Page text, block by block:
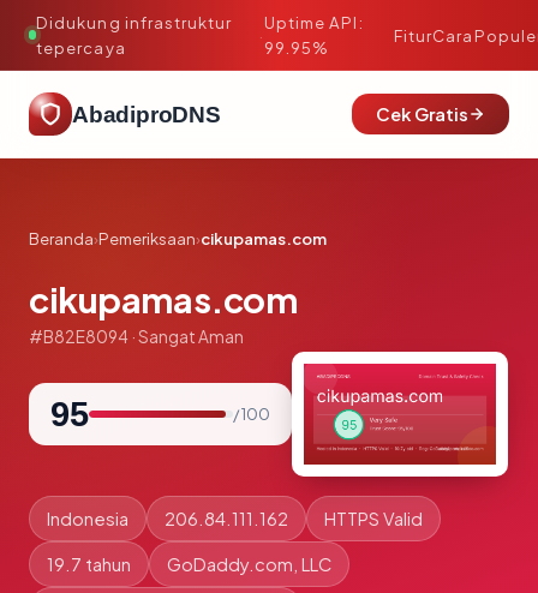
Didukung infrastruktur
tepercaya
·
Uptime API:
99.95%
FiturCara
AbadiproDNS Cek Gratis
Beranda›Pemeriksaan›cikupamas.com
cikupamas.com
#B82E8094 · Sangat Aman
95 / 100
Indonesia 206.84.111.162 HTTPS Valid
19.7 tahun GoDaddy.com, LLC